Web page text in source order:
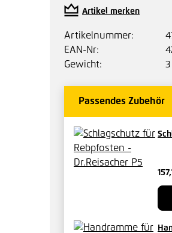
Artikel merken
Artikelnummer:
EAN-Nr:
Gewicht:
Passendes Zubehör